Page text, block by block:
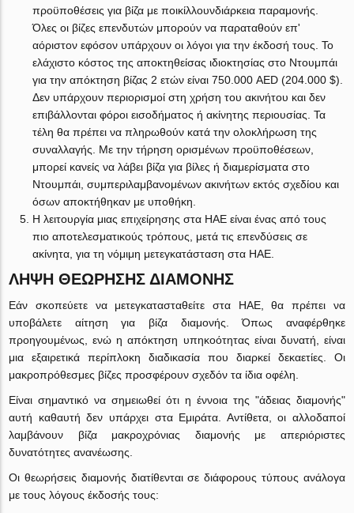
προϋποθέσεις για βίζα με ποικίλλουνδιάρκεια παραμονής.
Όλες οι βίζες επενδυτών μπορούν να παραταθούν επ'
αόριστον εφόσον υπάρχουν οι λόγοι για την έκδοσή τους. Το
ελάχιστο κόστος της αποκτηθείσας ιδιοκτησίας στο Ντουμπάι
για την απόκτηση βίζας 2 ετών είναι 750.000 AED (204.000 $).
Δεν υπάρχουν περιορισμοί στη χρήση του ακινήτου και δεν
επιβάλλονται φόροι εισοδήματος ή ακίνητης περιουσίας. Τα
τέλη θα πρέπει να πληρωθούν κατά την ολοκλήρωση της
συναλλαγής. Με την τήρηση ορισμένων προϋποθέσεων,
μπορεί κανείς να λάβει βίζα για βίλες ή διαμερίσματα στο
Ντουμπάι, συμπεριλαμβανομένων ακινήτων εκτός σχεδίου και
όσων αποκτήθηκαν με υποθήκη.
Η λειτουργία μιας επιχείρησης στα ΗΑΕ είναι ένας από τους
πιο αποτελεσματικούς τρόπους, μετά τις επενδύσεις σε
ακίνητα, για τη νόμιμη μετεγκατάσταση στα ΗΑΕ.
ΛΗΨΗ ΘΕΩΡΗΣΗΣ ΔΙΑΜΟΝΗΣ
Εάν σκοπεύετε να μετεγκατασταθείτε στα ΗΑΕ, θα πρέπει να
υποβάλετε αίτηση για βίζα διαμονής. Όπως αναφέρθηκε
προηγουμένως, ενώ η απόκτηση υπηκοότητας είναι δυνατή, είναι
μια εξαιρετικά περίπλοκη διαδικασία που διαρκεί δεκαετίες. Οι
μακροπρόθεσμες βίζες προσφέρουν σχεδόν τα ίδια οφέλη.
Είναι σημαντικό να σημειωθεί ότι η έννοια της "άδειας διαμονής"
αυτή καθαυτή δεν υπάρχει στα Εμιράτα. Αντίθετα, οι αλλοδαποί
λαμβάνουν βίζα μακροχρόνιας διαμονής με απεριόριστες
δυνατότητες ανανέωσης.
Οι θεωρήσεις διαμονής διατίθενται σε διάφορους τύπους ανάλογα
με τους λόγους έκδοσής τους: